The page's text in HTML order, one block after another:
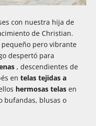
con nuestra hija de
de Christian.
pequeño pero vibrante
despertó para
, descendientes de
en telas tejidas a
hermosas telas en
bufandas, blusas o